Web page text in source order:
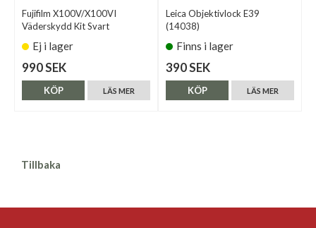
Fujifilm X100V/X100VI
Väderskydd Kit Svart
Ej i lager
990 SEK
LÄS MER
KÖP
Leica Objektivlock E39
(14038)
Finns i lager
390 SEK
LÄS MER
KÖP
Tillbaka